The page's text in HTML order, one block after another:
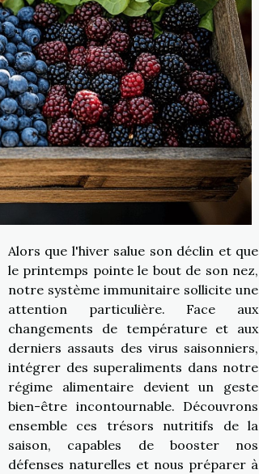
Alors que l'hiver salue son déclin et que
le printemps pointe le bout de son nez,
notre système immunitaire sollicite une
attention particulière. Face aux
changements de température et aux
derniers assauts des virus saisonniers,
intégrer des superaliments dans notre
régime alimentaire devient un geste
bien-être incontournable. Découvrons
ensemble ces trésors nutritifs de la
saison, capables de booster nos
défenses naturelles et nous préparer à